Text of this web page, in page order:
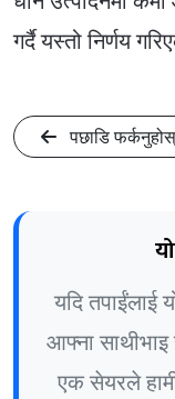
गर्दै यस्तो निर्णय
पछाडि फर्कनुहोस्
यदि तपाईंलाई
आफ्ना साथीभाइ
एक सेयरले